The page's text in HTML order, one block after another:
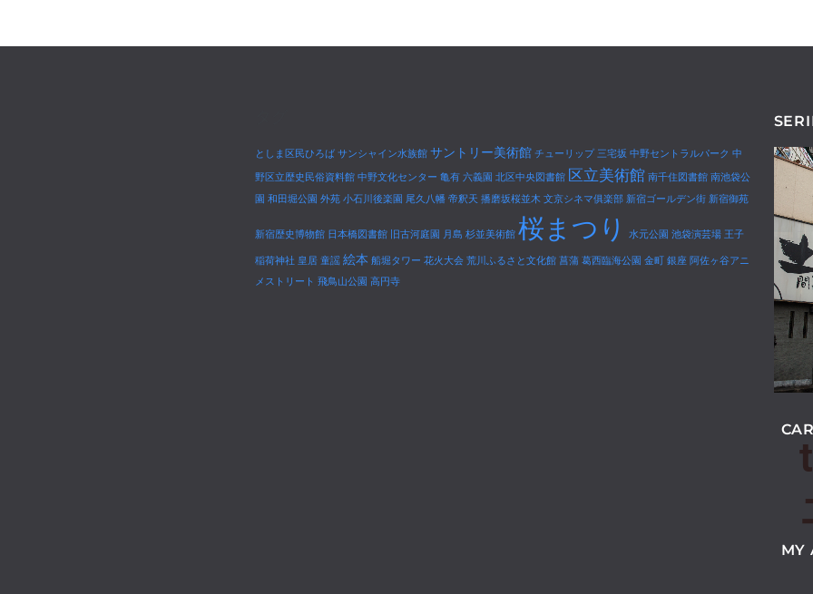
としま区民ひろば サンシャイン水族館 サントリー美術館 チューリップ 三宅坂 中野セントラルパーク 中
野区立歴史民俗資料館 中野文化センター 亀有 六義園 北区中央図書館 区立美術館 南千住図書館 南池袋公
園 和田堀公園 外苑 小石川後楽園 尾久八幡 帝釈天 播磨坂桜並木 文京シネマ俱楽部 新宿ゴールデン街 新宿御苑
新宿歴史博物館 日本橋図書館 旧古河庭園 月島 杉並美術館 桜まつり 水元公園 池袋演芸場 王子
稲荷神社 皇居 童謡 絵本 船堀タワー 花火大会 荒川ふるさと文化館 菖蒲 葛西臨海公園 金町 銀座 阿佐ヶ谷アニ
メストリート 飛鳥山公園 高円寺
MY